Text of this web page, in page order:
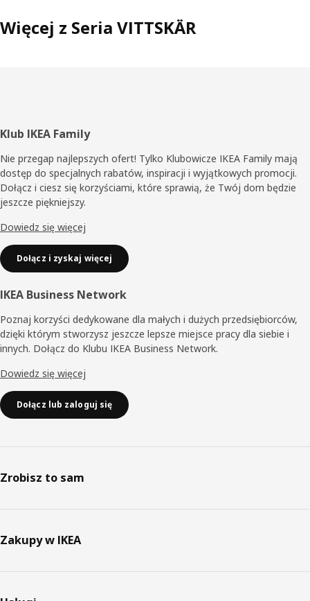
Więcej z Seria VITTSKÄR
Stopka
Klub IKEA Family
Nie przegap najlepszych ofert! Tylko Klubowicze IKEA Family mają
dostęp do specjalnych rabatów, inspiracji i wyjątkowych promocji.
Dołącz i ciesz się korzyściami, które sprawią, że Twój dom będzie
jeszcze piękniejszy.
Dowiedz się więcej
Dołącz i zyskaj więcej
IKEA Business Network
Poznaj korzyści dedykowane dla małych i dużych przedsiębiorców,
dzięki którym stworzysz jeszcze lepsze miejsce pracy dla siebie i
innych. Dołącz do Klubu IKEA Business Network.
Dowiedz się więcej
Dołącz lub zaloguj się
Zrobisz to sam
Zakupy w IKEA